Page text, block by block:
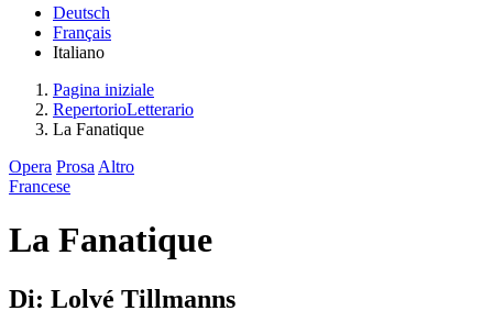
Deutsch
Français
Italiano
Pagina iniziale
RepertorioLetterario
La Fanatique
Opera Prosa Altro
Francese
La Fanatique
Di: Lolvé Tillmanns